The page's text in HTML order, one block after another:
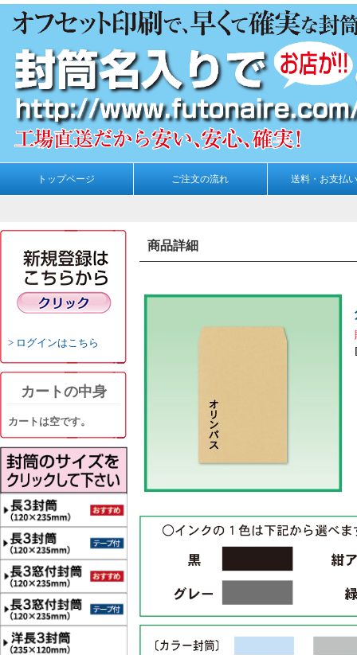
トップページ ご注文の流れ 送料・お支払
ログインはこちら
カートの中身
カートは空です。
商品詳細